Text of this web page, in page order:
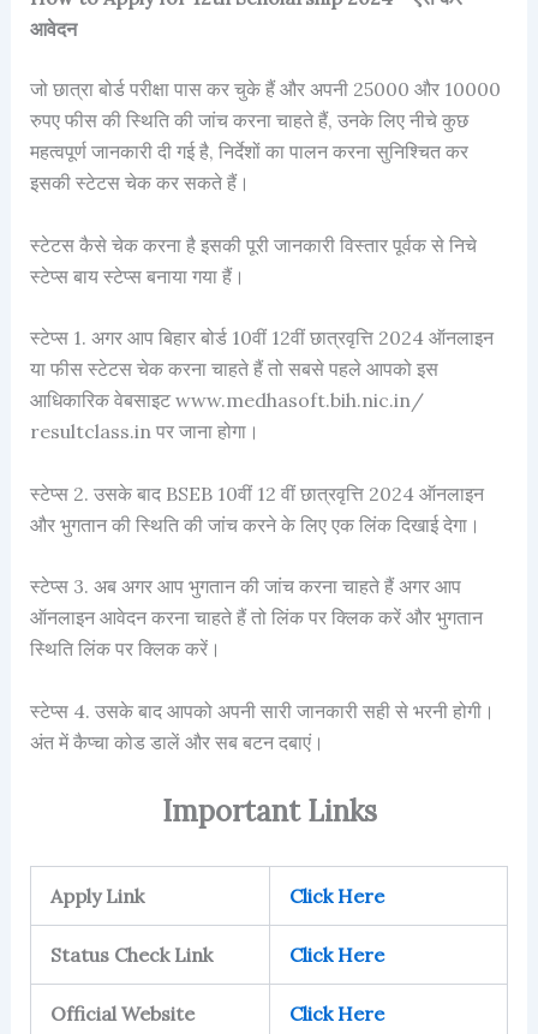
आवेदन
जो छात्रा बोर्ड परीक्षा पास कर चुके हैं और अपनी 25000 और 10000
रुपए फीस की स्थिति की जांच करना चाहते हैं, उनके लिए नीचे कुछ
महत्वपूर्ण जानकारी दी गई है, निर्देशों का पालन करना सुनिश्चित कर
इसकी स्टेटस चेक कर सकते हैं।
स्टेटस कैसे चेक करना है इसकी पूरी जानकारी विस्तार पूर्वक से निचे
स्टेप्स बाय स्टेप्स बनाया गया हैं।
स्टेप्स 1. अगर आप बिहार बोर्ड 10वीं 12वीं छात्रवृत्ति 2024 ऑनलाइन
या फीस स्टेटस चेक करना चाहते हैं तो सबसे पहले आपको इस
आधिकारिक वेबसाइट www.medhasoft.bih.nic.in/
resultclass.in पर जाना होगा।
स्टेप्स 2. उसके बाद BSEB 10वीं 12 वीं छात्रवृत्ति 2024 ऑनलाइन
और भुगतान की स्थिति की जांच करने के लिए एक लिंक दिखाई देगा।
स्टेप्स 3. अब अगर आप भुगतान की जांच करना चाहते हैं अगर आप
ऑनलाइन आवेदन करना चाहते हैं तो लिंक पर क्लिक करें और भुगतान
स्थिति लिंक पर क्लिक करें।
स्टेप्स 4. उसके बाद आपको अपनी सारी जानकारी सही से भरनी होगी।
अंत में कैप्चा कोड डालें और सब बटन दबाएं।
Important Links
Apply Link Click Here
Status Check Link Click Here
Official Website Click Here